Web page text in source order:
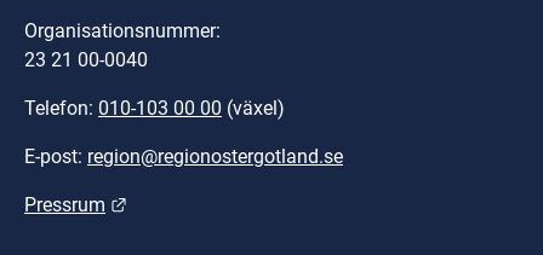
Organisationsnummer:
23 21 00-0040
Telefon: 010-103 00 00 (växel)
E-post: region@regionostergotland.se
Pressrum